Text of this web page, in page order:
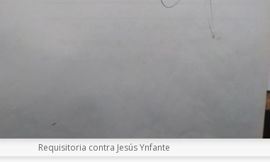
Requisitoria contra Jesús Ynfante